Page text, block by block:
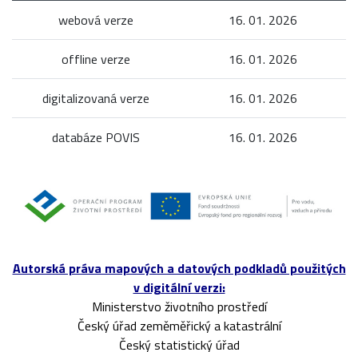
webová verze
16. 01. 2026
offline verze 16. 01. 2026
digitalizovaná verze 16. 01. 2026
databáze POVIS 16. 01. 2026
Autorská práva mapových a datových podkladů použitých
v digitální verzi:
Ministerstvo životního prostředí
Český úřad zeměměřický a katastrální
Český statistický úřad